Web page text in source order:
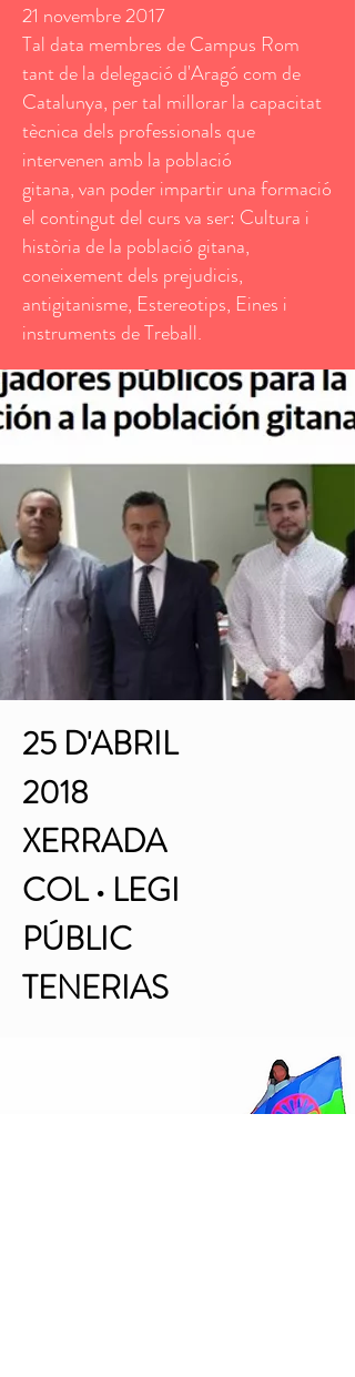
21 novembre 2017
Tal data membres de Campus Rom
tant de la delegació d'Aragó com de
Catalunya, per tal millorar la capacitat
tècnica dels professionals que
intervenen amb la població
gitana, van poder impartir una formació
el contingut del curs va ser: Cultura i
història de la població gitana,
coneixement dels prejudicis,
antigitanisme, Estereotips, Eines i
instruments de Treball.
25 D'ABRIL
2018
XERRADA
COL • LEGI
PÚBLIC
TENERIAS